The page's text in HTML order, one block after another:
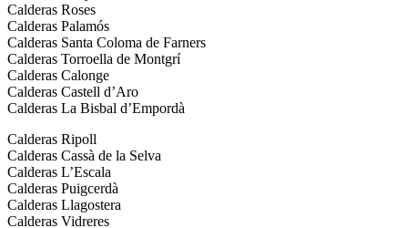
Calderas Roses
Calderas Palamós
Calderas Santa Coloma de Farners
Calderas Torroella de Montgrí
Calderas Calonge
Calderas Castell d’Aro
Calderas La Bisbal d’Empordà
Calderas Ripoll
Calderas Cassà de la Selva
Calderas L’Escala
Calderas Puigcerdà
Calderas Llagostera
Calderas Vidreres